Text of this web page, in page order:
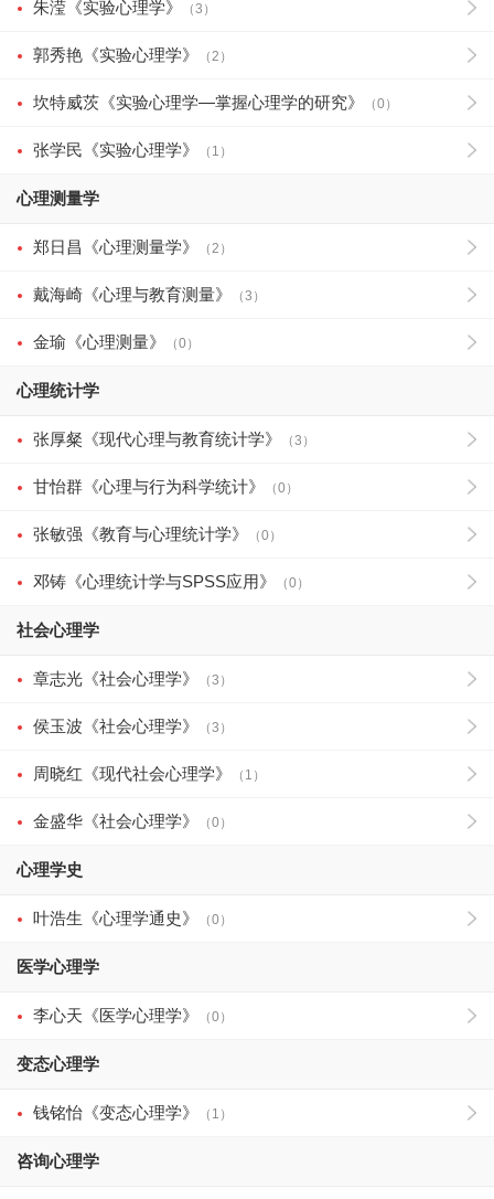
朱滢《实验心理学》 （3）
郭秀艳《实验心理学》 （2）
坎特威茨《实验心理学—掌握心理学的研究》 （0）
张学民《实验心理学》 （1）
心理测量学
郑日昌《心理测量学》 （2）
戴海崎《心理与教育测量》 （3）
金瑜《心理测量》 （0）
心理统计学
张厚粲《现代心理与教育统计学》 （3）
甘怡群《心理与行为科学统计》 （0）
张敏强《教育与心理统计学》 （0）
邓铸《心理统计学与SPSS应用》 （0）
社会心理学
章志光《社会心理学》 （3）
侯玉波《社会心理学》 （3）
周晓红《现代社会心理学》 （1）
金盛华《社会心理学》 （0）
心理学史
叶浩生《心理学通史》 （0）
医学心理学
李心天《医学心理学》 （0）
变态心理学
钱铭怡《变态心理学》 （1）
咨询心理学